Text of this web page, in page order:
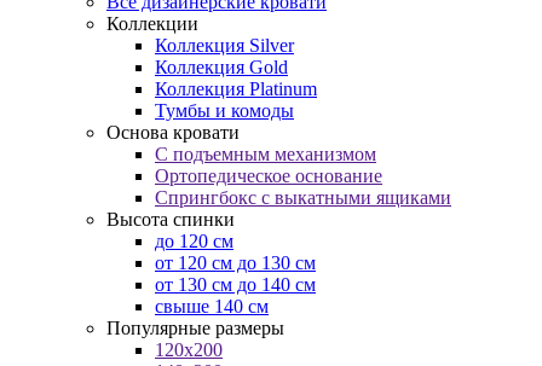
Коллекции
Коллекция Silver
Коллекция Gold
Коллекция Platinum
Тумбы и комоды
Основа кровати
С подъемным механизмом
Ортопедическое основание
Спрингбокс с выкатными ящиками
Высота спинки
до 120 см
от 120 см до 130 см
от 130 см до 140 см
свыше 140 см
Популярные размеры
120x200